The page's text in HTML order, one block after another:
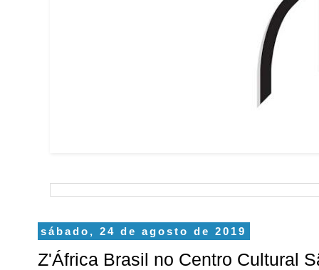
sábado, 24 de agosto de 2019
Z'África Brasil no Centro Cultural